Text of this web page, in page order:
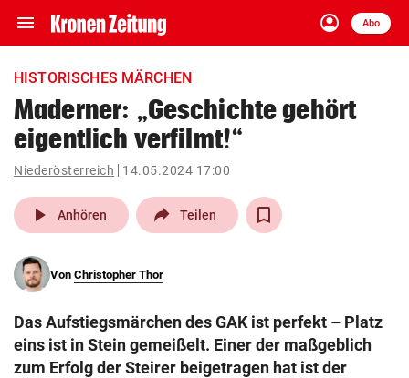
menu Navigation
ein-/ausklappen
account_circle
Anmelden
Abo
close Schließen
account_circle Anmelden
pin_drop
Wien arrow_right
search
eingeben
HISTORISCHES MÄRCHEN
Maderner: „Geschichte gehört
eigentlich verfilmt!“
Niederösterreich 14.05.2024 17:00
play_arrow Anhören Teilen
Von Christopher Thor
Das Aufstiegsmärchen des GAK ist perfekt – Platz
eins ist in Stein gemeißelt. Einer der maßgeblich
zum Erfolg der Steirer beigetragen hat ist der